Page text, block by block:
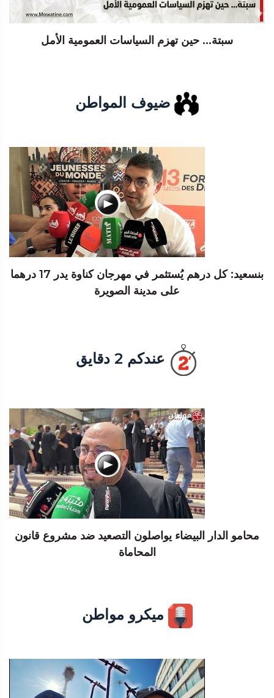
سبتة... حين تهزم السياسات العمومية الأمل
ضيوف المواطن
بنسعيد: كل درهم يُستثمر في مهرجان كناوة يدر 17 درهما
على مدينة الصويرة
عندكم 2 دقايق
محامو الدار البيضاء يواصلون التصعيد ضد مشروع قانون
المحاماة
ميكرو مواطن